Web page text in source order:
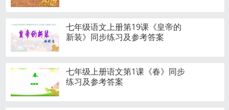
七年级语文上册第19课《皇帝的
新装》同步练习及参考答案
七年级上册语文第1课《春》同步
练习及参考答案